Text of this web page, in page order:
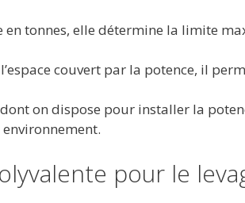
en tonnes, elle détermine la limite
couvert par la potence, il
on dispose pour installer la
pour le